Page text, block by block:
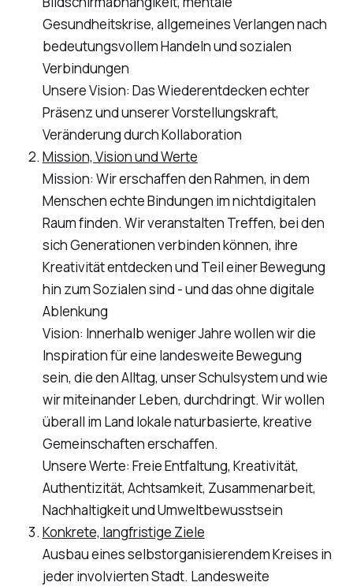
Gesundheitskrise, allgemeines Verlangen nach
bedeutungsvollem Handeln und sozialen
Verbindungen
Unsere Vision: Das Wiederentdecken echter
Präsenz und unserer Vorstellungskraft,
Veränderung durch Kollaboration
Mission, Vision und Werte
Mission: Wir erschaffen den Rahmen, in dem
Menschen echte Bindungen im nichtdigitalen
Raum finden. Wir veranstalten Treffen, bei den
sich Generationen verbinden können, ihre
Kreativität entdecken und Teil einer Bewegung
hin zum Sozialen sind - und das ohne digitale
Ablenkung
Vision: Innerhalb weniger Jahre wollen wir die
Inspiration für eine landesweite Bewegung
sein, die den Alltag, unser Schulsystem und wie
wir miteinander Leben, durchdringt. Wir wollen
überall im Land lokale naturbasierte, kreative
Gemeinschaften erschaffen.
Unsere Werte: Freie Entfaltung, Kreativität,
Authentizität, Achtsamkeit, Zusammenarbeit,
Nachhaltigkeit und Umweltbewusstsein
Konkrete, langfristige Ziele
Ausbau eines selbstorganisierendem Kreises in
jeder involvierten Stadt. Landesweite